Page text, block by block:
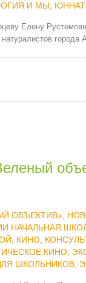
И МЫ,
Елену
города
ОБЪЕКТИВ»,
НАЧАЛЬНАЯ
КИНО,
КИНО,
ШКОЛЬНИКОВ,